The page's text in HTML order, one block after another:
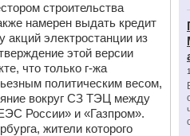
строительства
намерен выдать кредит
электростанции из
этой версии
что только г-жа
политическим весом,
вокруг СЗ ТЭЦ между
России» и «Газпром».
жители которого